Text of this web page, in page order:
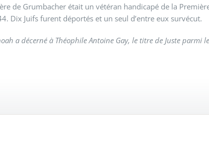
de Grumbacher était un vétéran handicapé de la
Dix Juifs furent déportés et un seul d’entre eux survécut.
a décerné à Théophile Antoine Gay, le titre de Juste parmi